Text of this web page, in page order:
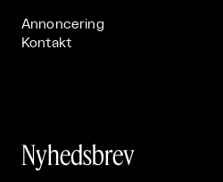
Annoncering
Kontakt
Nyhedsbrev